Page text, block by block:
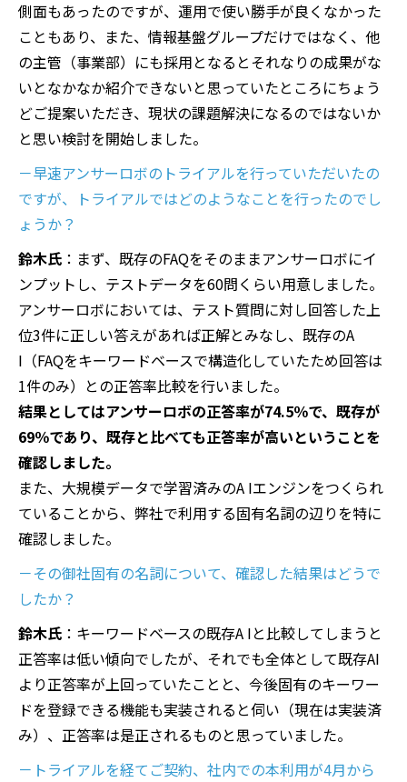
側面もあったのですが、運用で使い勝手が良くなかった
こともあり、また、情報基盤グループだけではなく、他
の主管（事業部）にも採用となるとそれなりの成果がな
いとなかなか紹介できないと思っていたところにちょう
どご提案いただき、現状の課題解決になるのではないか
と思い検討を開始しました。
－早速アンサーロボのトライアルを行っていただいたの
ですが、トライアルではどのようなことを行ったのでし
ょうか？
鈴木氏 ：まず、既存のFAQをそのままアンサーロボにイ
ンプットし、テストデータを60問くらい用意しました。
アンサーロボにおいては、テスト質問に対し回答した上
位3件に正しい答えがあれば正解とみなし、既存のA
I（FAQをキーワードベースで構造化していたため回答は
1件のみ）との正答率比較を行いました。
結果としてはアンサーロボの正答率が74.5％で、既存が
69％であり、既存と比べても正答率が高いということを
確認しました。
また、大規模データで学習済みのA Iエンジンをつくられ
ていることから、弊社で利用する固有名詞の辺りを特に
確認しました。
－その御社固有の名詞について、確認した結果はどうで
したか？
鈴木氏 ：キーワードベースの既存A Iと比較してしまうと
正答率は低い傾向でしたが、それでも全体として既存AI
より正答率が上回っていたことと、今後固有のキーワー
ドを登録できる機能も実装されると伺い（現在は実装済
み）、正答率は是正されるものと思っていました。
－トライアルを経てご契約、社内での本利用が4月から